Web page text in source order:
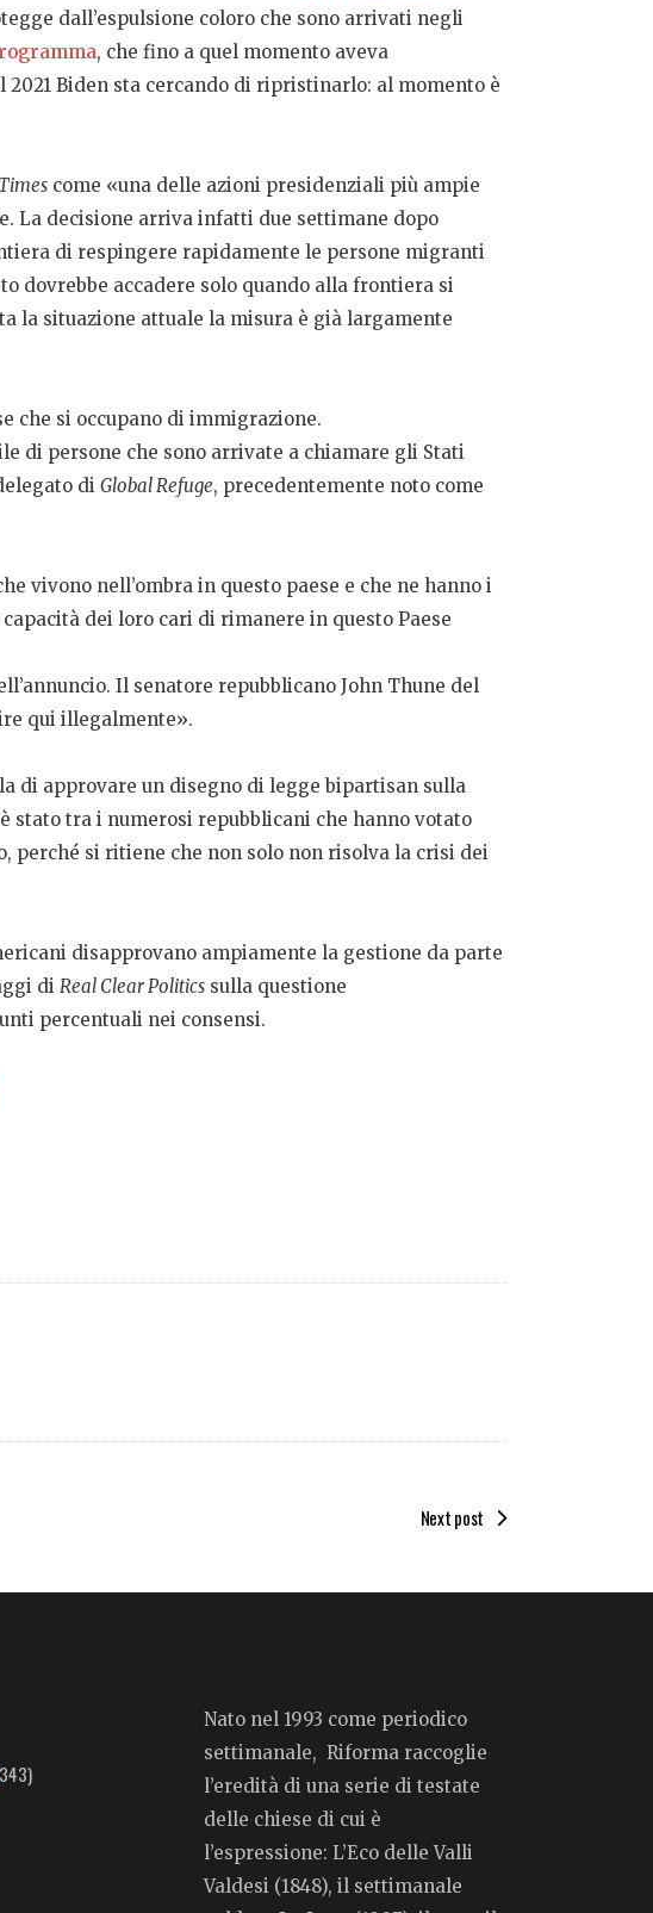
dall’espulsione coloro che sono arrivati negli
, che fino a quel momento aveva
Biden sta cercando di ripristinarlo: al momento è
come «una delle azioni presidenziali più ampie
La decisione arriva infatti due settimane dopo
di respingere rapidamente le persone migranti
dovrebbe accadere solo quando alla frontiera si
la situazione attuale la misura è già largamente
che si occupano di immigrazione.
di persone che sono arrivate a chiamare gli Stati
di Global Refuge, precedentemente noto come
vivono nell’ombra in questo paese e che ne hanno i
dei loro cari di rimanere in questo Paese
Il senatore repubblicano John Thune del
qui illegalmente».
di approvare un disegno di legge bipartisan sulla
stato tra i numerosi repubblicani che hanno votato
perché si ritiene che non solo non risolva la crisi dei
disapprovano ampiamente la gestione da parte
di Real Clear Politics sulla questione
percentuali nei consensi.
Next post
Nato nel 1993 come periodico
settimanale, Riforma raccoglie
l’eredità di una serie di testate
delle chiese di cui è
l’espressione: L’Eco delle Valli
Valdesi (1848), il settimanale